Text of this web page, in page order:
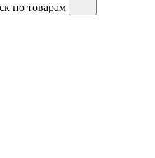
по товарам